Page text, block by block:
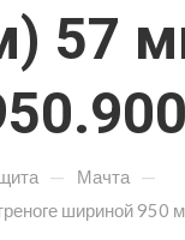
57
— Мачта —
шириной